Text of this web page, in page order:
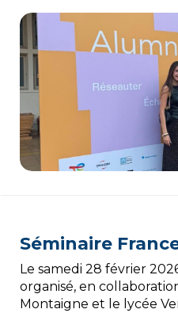
Séminaire
Le samedi 28 février
organisé, en
Montaigne et le lycée